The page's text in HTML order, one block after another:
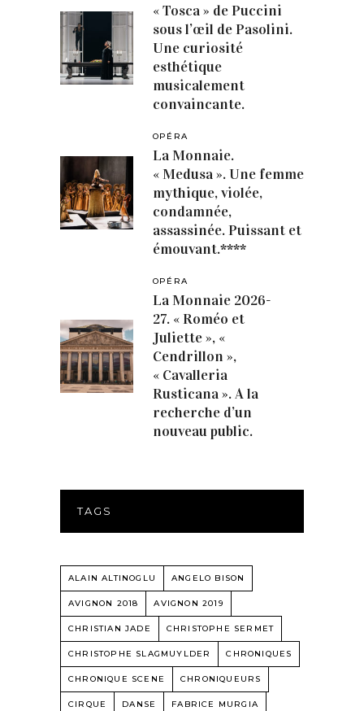
« Tosca » de Puccini
sous l’œil de Pasolini.
Une curiosité
esthétique
musicalement
convaincante.
OPÉRA
La Monnaie.
« Medusa ». Une femme
mythique, violée,
condamnée,
assassinée. Puissant et
émouvant.****
OPÉRA
La Monnaie 2026-
27. « Roméo et
Juliette », «
Cendrillon »,
« Cavalleria
Rusticana ». A la
recherche d’un
nouveau public.
TAGS
ALAIN ALTINOGLU ANGELO BISON
AVIGNON 2018 AVIGNON 2019
CHRISTIAN JADE CHRISTOPHE SERMET
CHRISTOPHE SLAGMUYLDER CHRONIQUES
CHRONIQUE SCENE CHRONIQUEURS
CIRQUE DANSE FABRICE MURGIA